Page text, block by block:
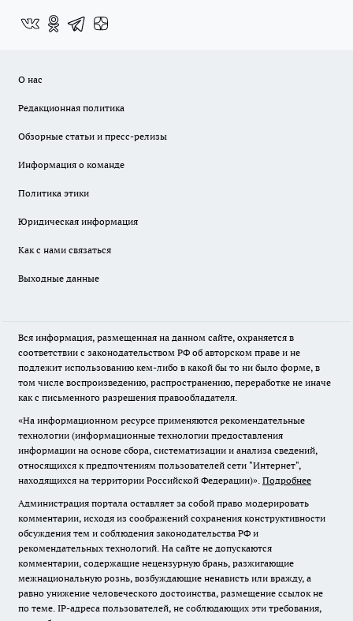
О нас
Редакционная политика
Обзорные статьи и пресс-релизы
Информация о команде
Политика этики
Юридическая информация
Как с нами связаться
Выходные данные
Вся информация, размещенная на данном сайте, охраняется в
соответствии с законодательством РФ об авторском праве и не
подлежит использованию кем-либо в какой бы то ни было форме, в
том числе воспроизведению, распространению, переработке не иначе
как с письменного разрешения правообладателя.
«На информационном ресурсе применяются рекомендательные
технологии (информационные технологии предоставления
информации на основе сбора, систематизации и анализа сведений,
относящихся к предпочтениям пользователей сети "Интернет",
находящихся на территории Российской Федерации)». Подробнее
Администрация портала оставляет за собой право модерировать
комментарии, исходя из соображений сохранения конструктивности
обсуждения тем и соблюдения законодательства РФ и
рекомендательных технологий. На сайте не допускаются
комментарии, содержащие нецензурную брань, разжигающие
межнациональную рознь, возбуждающие ненависть или вражду, а
равно унижение человеческого достоинства, размещение ссылок не
по теме. IP-адреса пользователей, не соблюдающих эти требования,